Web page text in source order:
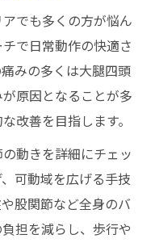
でも多くの方が悩ん
で日常動作の快適さ
みの多くは大腿四頭
原因となることが多
改善を目指します。
動きを詳細にチェッ
可動域を広げる手技
股関節など全身のバ
担を減らし、歩行や